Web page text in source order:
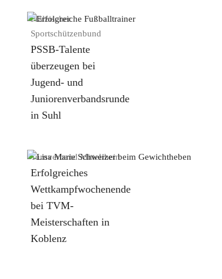
Pfälzischer
Sportschützenbund
PSSB-Talente
überzeugen bei
Jugend- und
Juniorenverbandsrunde
in Suhl
Turnverband Mittelrhein
Erfolgreiches
Wettkampfwochenende
bei TVM-
Meisterschaften in
Koblenz